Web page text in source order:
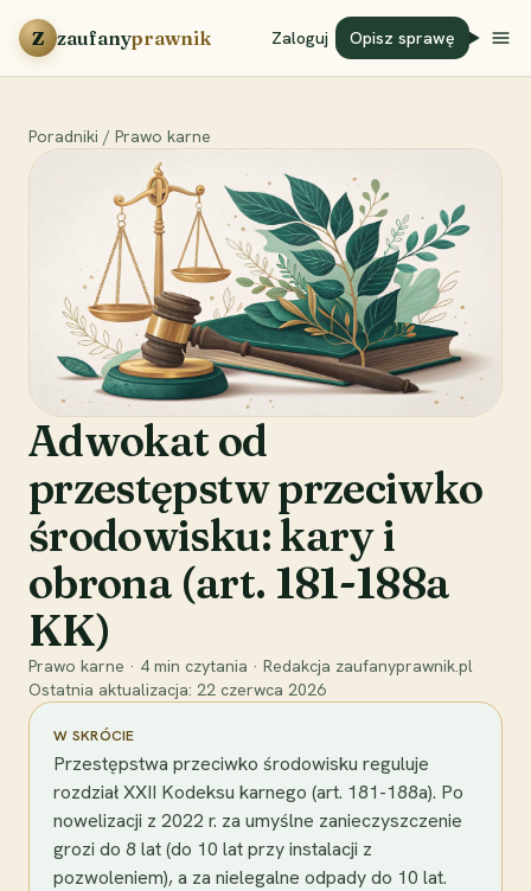
Przejdź do treści
Z zaufanyprawnik Zaloguj Opisz sprawę
Poradniki / Prawo karne
Adwokat od
przestępstw przeciwko
środowisku: kary i
obrona (art. 181-188a
KK)
Prawo karne · 4 min czytania · Redakcja zaufanyprawnik.pl
Ostatnia aktualizacja: 22 czerwca 2026
W SKRÓCIE
Przestępstwa przeciwko środowisku reguluje
rozdział XXII Kodeksu karnego (art. 181-188a). Po
nowelizacji z 2022 r. za umyślne zanieczyszczenie
grozi do 8 lat (do 10 lat przy instalacji z
pozwoleniem), a za nielegalne odpady do 10 lat.